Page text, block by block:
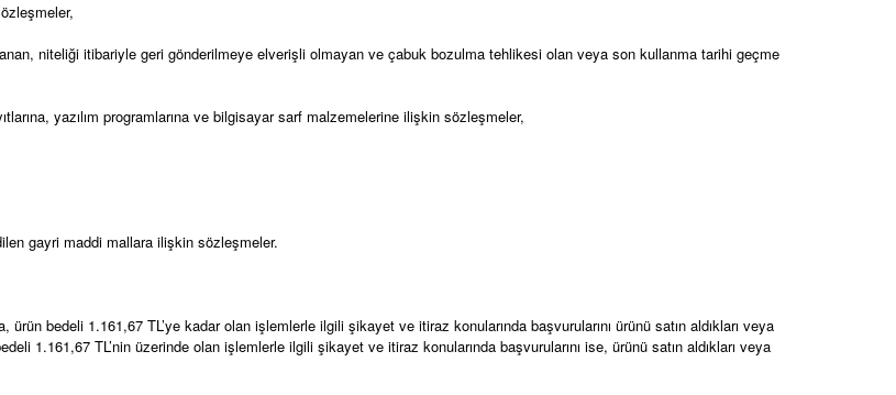
niteliği itibariyle geri gönderilmeye elverişli olmayan ve çabuk bozulma tehlikesi olan veya son kullanma tarihi geçme
yazılım programlarına ve bilgisayar sarf malzemelerine ilişkin sözleşmeler,
gayri maddi mallara ilişkin sözleşmeler.
ürün bedeli 1.161,67 TL’ye kadar olan işlemlerle ilgili şikayet ve itiraz konularında başvurularını ürünü satın aldıkları veya
1.161,67 TL’nin üzerinde olan işlemlerle ilgili şikayet ve itiraz konularında başvurularını ise, ürünü satın aldıkları veya